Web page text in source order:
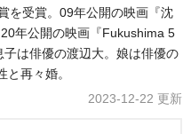
を受賞。09年公開の映画『沈
年公開の映画『Fukushima 5
は俳優の渡辺大。娘は俳優の
再々婚。
2023-12-22 更新